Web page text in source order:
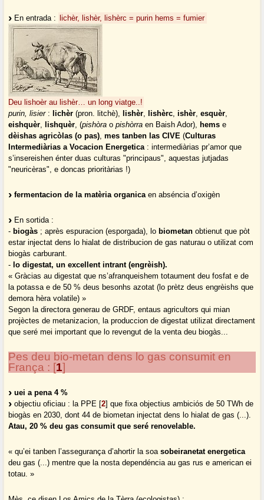
En entrada : lichèr, lishèr, lishèrc = purin hems = fumier
Deu lishoèr au lishèr… un long viatge..!
purin, lisier: lichèr (pron. litchè), lishèr, lishèrc,ishèr,esquèr,
eishquèr, lishquèr, (pishòra opishòrra en Baish Ador), hems e
dèishas agricòlas (o pas),mes tanben las CIVE (Culturas
Intermediàrias a Vocacion Energetica: intermediàrias pr’amor que
s’insereishen énter duas culturas "principaus", aquestas jutjadas
"neuricèras", e doncas prioritàrias !)
fermentacion de la matèria organicaen abséncia d’oxigèn
En sortida :
- biogàs ; après espuracion (esporgada), lo biometan obtienut que pòt
estar injectat dens lo hialat de distribucion de gas naturau o utilizat com
biogàs carburant.
- lo digestat, un excellent intrant (engrèish).
« Gràcias au digestat que ns’afranqueishem totaument deu fosfat e de
la potassa e de 50 % deus besonhs azotat (lo prètz deus engrèishs que
demora hèra volatile) »
Segon la directora generau de GRDF, entaus agricultors qui mian
projèctes de metanizacion, la produccion de digestat utilizat directament
que seré mei important que lo revengut de la venta deu biogàs...
Pes deu bio-metan dens lo gas consumit en
França : [1]
uei a pena 4 %
objectiu oficiau : la PPE [2] que fixa objectius ambiciós de 50 TWh de
biogàs en 2030, dont 44 de biometan injectat dens lo hialat de gas (...).
Atau, 20 % deu gas consumit que seré renovelable.
« qu’ei tanben l’assegurança d’ahortir la soasobeiranetat energetica
deu gas (...) mentre que la nosta dependéncia au gas rus e american ei
totau. »